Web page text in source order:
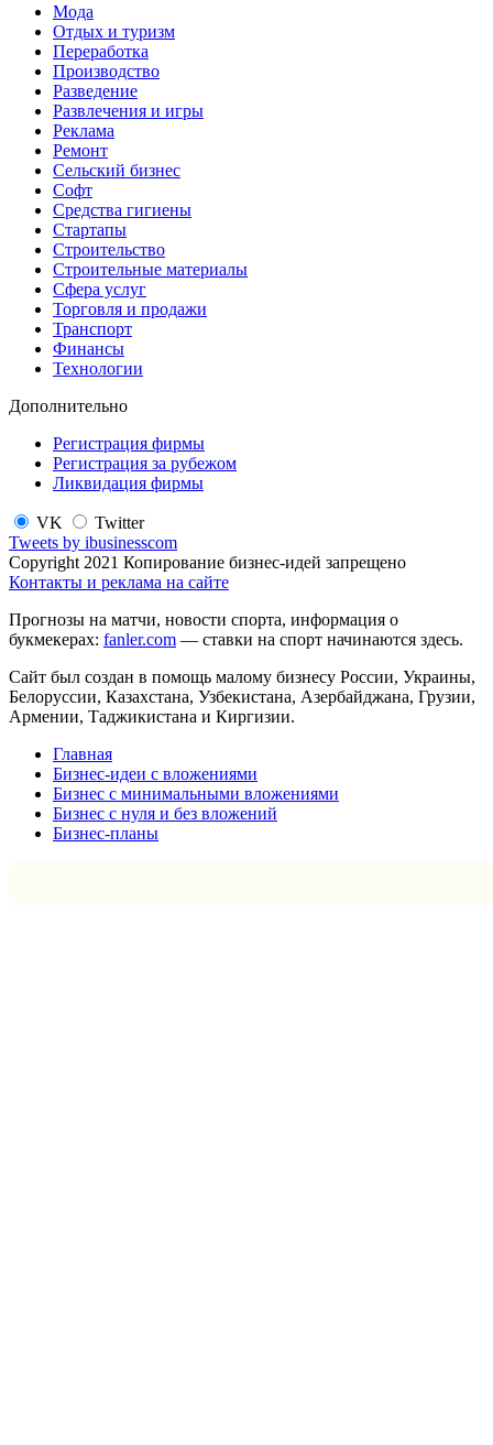
Мода
Отдых и туризм
Переработка
Производство
Разведение
Развлечения и игры
Реклама
Ремонт
Сельский бизнес
Софт
Средства гигиены
Стартапы
Строительство
Строительные материалы
Сфера услуг
Торговля и продажи
Транспорт
Финансы
Технологии
Дополнительно
Регистрация фирмы
Регистрация за рубежом
Ликвидация фирмы
VK
Twitter
Tweets by ibusinesscom
Copyright 2021 Копирование бизнес-идей запрещено
Контакты и реклама на сайте
Прогнозы на матчи, новости спорта, информация о
букмекерах: fanler.com — ставки на спорт начинаются здесь.
Сайт был создан в помощь малому бизнесу России, Украины,
Белоруссии, Казахстана, Узбекистана, Азербайджана, Грузии,
Армении, Таджикистана и Киргизии.
Главная
Бизнес-идеи с вложениями
Бизнес с минимальными вложениями
Бизнес с нуля и без вложений
Бизнес-планы